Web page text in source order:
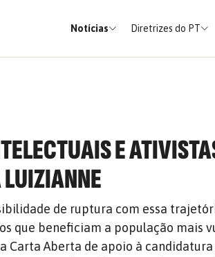
Notícias Diretrizes do PT
E
LUIZIANNE
de ruptura com essa
que beneficiam a população mais
Carta Aberta de apoio à candidatura